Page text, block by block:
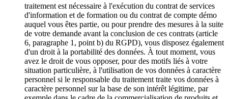
traitement est nécessaire à l'exécution du contrat de services
d'information et de formation ou du contrat de compte démo
auquel vous êtes partie, ou pour prendre des mesures à la suite
de votre demande avant la conclusion de ces contrats (article
6, paragraphe 1, point b) du RGPD), vous disposez également
d'un droit à la portabilité des données. À tout moment, vous
avez le droit de vous opposer, pour des motifs liés à votre
situation particulière, à l'utilisation de vos données à caractère
personnel si le responsable du traitement traite vos données à
caractère personnel sur la base de son intérêt légitime, par